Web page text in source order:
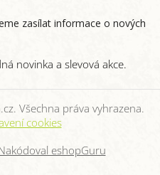
zasílat informace o nových
eshopGuru
. Všechna práva vyhrazena.
cookies